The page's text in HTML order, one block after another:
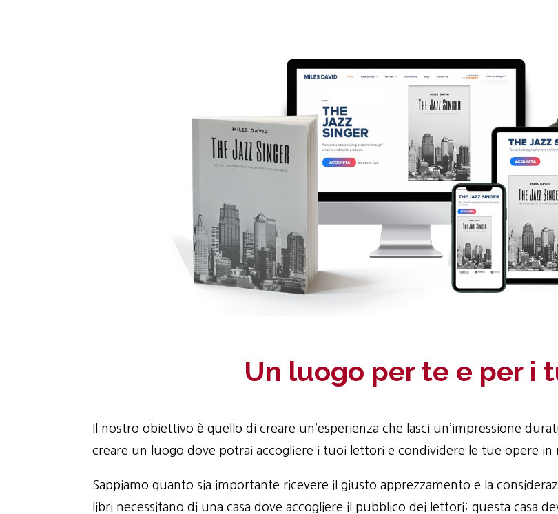
Un luogo per te e per i
Il nostro obiettivo è quello di creare un’esperienza che lasci un’impressione
creare un luogo dove potrai accogliere i tuoi lettori e condividere le tue opere in
Sappiamo quanto sia importante ricevere il giusto apprezzamento e la
libri necessitano di una casa dove accogliere il pubblico dei lettori: questa casa